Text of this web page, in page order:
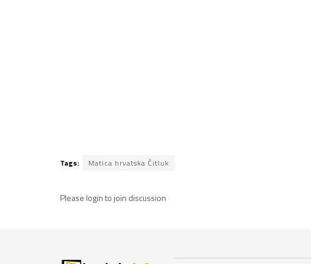
Tags: Matica hrvatska Čitluk
Please loginto join discussion